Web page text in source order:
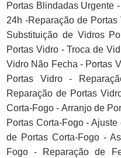
Portas Blindadas Urgente
24h -Reparação de
Substituição de Vidros
Portas Vidro - Troca de
Vidro Não Fecha - Portas
Portas Vidro -
Reparação de Portas
Corta-Fogo - Arranjo de
Portas Corta-Fogo -
de Portas Corta-Fogo -
Fogo - Reparação de